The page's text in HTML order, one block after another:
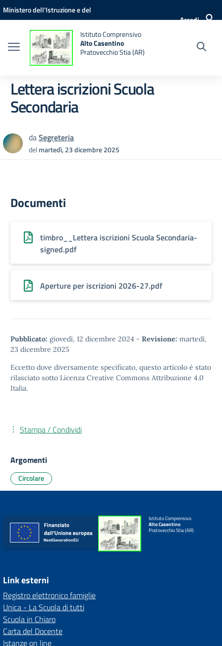
Vai ai contenuti
Vai al menu di navigazione
Vai al footer
Ministero dell'Istruzione e del
Accedi
Istituto Comprensivo
Alto Casentino
Pratovecchio Stia (AR)
Lettera iscrizioni Scuola
Secondaria
daSegreteria
delmartedì, 23 dicembre 2025
Documenti
timbro__Lettera iscrizioni Scuola Secondaria-
signed.pdf
Aperture per iscrizioni 2026-27.pdf
Pubblicato: giovedì, 12 dicembre 2024 - Revisione: martedì,
23 dicembre 2025
Eccetto dove diversamente specificato, questo articolo è stato
rilasciato sotto Licenza Creative Commons Attribuzione 4.0
Italia.
Stampa / Condividi
Argomenti
Circolare
Istituto Comprensivo
Alto Casentino
Pratovecchio Stia (AR)
Link esterni
Registro elettronico famiglie
Unica - La Scuola di tutti
Scuola in Chiaro
Carta del Docente
Istanze on line